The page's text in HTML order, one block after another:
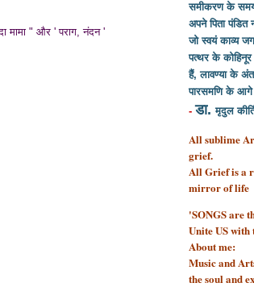
मामा " और ' पराग, नंदन '
समीकरण के समय
अपने पिता पंडित
जो स्वयं काव्य
पत्थर के
हैं, लावण्या के
पारसमणि के आगे
- डा.मृदुल
All sublime
grief.
All Grief is a
mirror of life
'SONGS are
Unite US with
About me:
Music and
the soul and